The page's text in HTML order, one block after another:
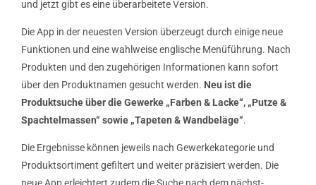
und jetzt gibt es eine überarbeitete Version.
Die App in der neuesten Version überzeugt durch einige neue
Funktionen und eine wahlweise englische Menüfüh­rung. Nach
Produkten und den zuge­hörigen Informationen kann sofort
über den Produkt­namen gesucht werden. Neu ist die
Produktsuche über die Gewer­ke „Far­ben & Lacke“, „Putze &
Spachtelmassen“ sowie „Tapeten & Wandbe­läge“.
Die Ergebnisse können jeweils nach Ge­wer­ke­kategorie und
Produktsortiment ge­filtert und weiter präzisiert werden. Die